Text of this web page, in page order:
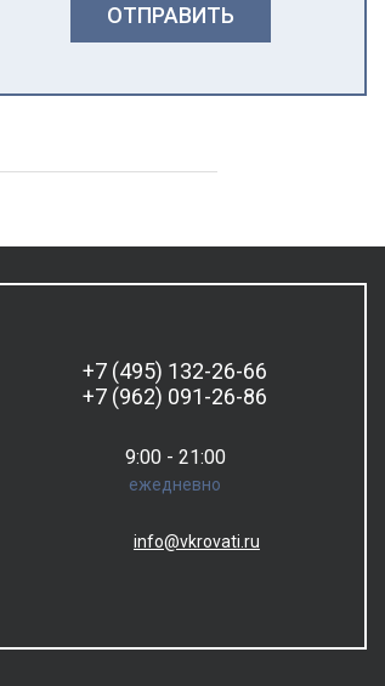
ОТПРАВИТЬ
+7 (495) 132-26-66
+7 (962) 091-26-86
9:00 - 21:00
ежедневно
info@vkrovati.ru